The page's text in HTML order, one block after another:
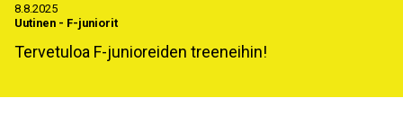
8.8.2025
Uutinen - F-juniorit
Tervetuloa F-junioreiden treeneihin!